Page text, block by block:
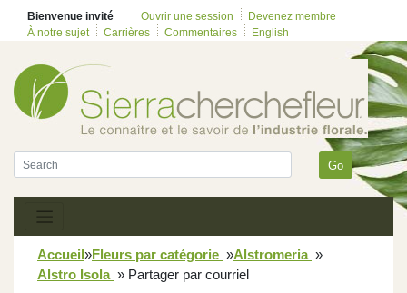
Bienvenue invité Ouvrir une session
Devenez membre
À notre sujet
Carrières Commentaires English
Go
Accueil»Fleurs par catégorie »Alstromeria »
Alstro Isola » Partager par courriel